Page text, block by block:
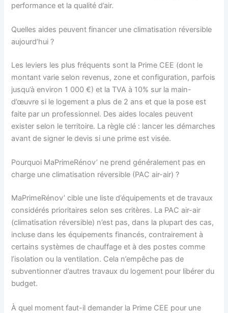
performance et la qualité d’air.
Quelles aides peuvent financer une climatisation réversible
aujourd’hui ?
Les leviers les plus fréquents sont la Prime CEE (dont le
montant varie selon revenus, zone et configuration, parfois
jusqu’à environ 1 000 €) et la TVA à 10% sur la main-
d’œuvre si le logement a plus de 2 ans et que la pose est
faite par un professionnel. Des aides locales peuvent
exister selon le territoire. La règle clé : lancer les démarches
avant de signer le devis si une prime est visée.
Pourquoi MaPrimeRénov’ ne prend généralement pas en
charge une climatisation réversible (PAC air-air) ?
MaPrimeRénov’ cible une liste d’équipements et de travaux
considérés prioritaires selon ses critères. La PAC air-air
(climatisation réversible) n’est pas, dans la plupart des cas,
incluse dans les équipements financés, contrairement à
certains systèmes de chauffage et à des postes comme
l’isolation ou la ventilation. Cela n’empêche pas de
subventionner d’autres travaux du logement pour libérer du
budget.
À quel moment faut-il demander la Prime CEE pour une